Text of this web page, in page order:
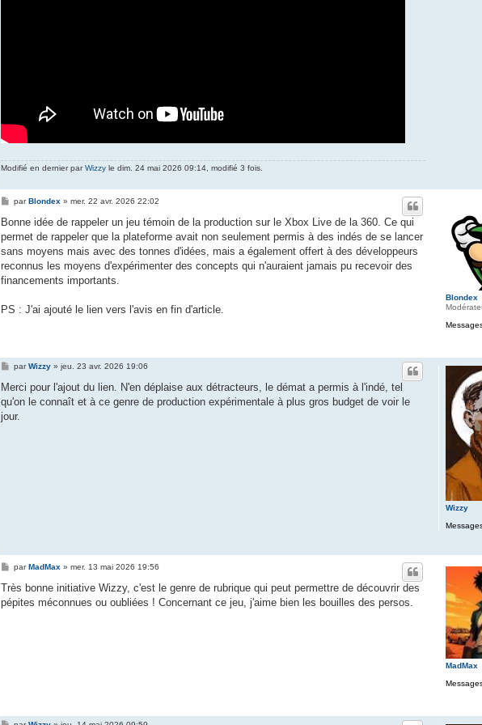
Modifié en dernier parWizzy le dim. 24 mai 2026 09:14, modifié 3 fois.
Blondex
M
s
a
g
parBlondex » mer. 22 avr. 2026 22:02
Bonne idée de rappeler un jeu témoin de la production sur le Xbox Live de la 360. Ce qui
permet de rappeler que la plateforme avait non seulement permis à des indés de se lancer
sans moyens mais avec des tonnes d'idées, mais a également offert à des développeurs
reconnus les moyens d'expérimenter des concepts qui n'auraient jamais pu recevoir des
financements importants.
PS : J'ai ajouté le lien vers l'avis en fin d'article.
Wizzy
M
s
a
g
parWizzy» jeu. 23 avr. 2026 19:06
Merci pour l'ajout du lien. N'en déplaise aux détracteurs, le démat a permis à l'indé, tel
qu'on le connaît et à ce genre de production expérimentale à plus gros budget de voir le
jour.
MadMax
M
s
a
parMadMax » mer. 13 mai 2026 19:56
Très bonne initiative Wizzy, c'est le genre de rubrique qui peut permettre de découvrir des
pépites méconnues ou oubliées ! Concernant ce jeu, j'aime bien les bouilles des persos.